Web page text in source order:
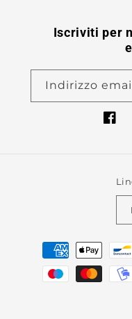
Iscriviti per
Indirizzo
Metodi
pagamento